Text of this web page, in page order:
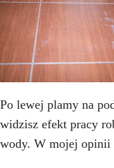
Po lewej plamy na
widzisz efekt pracy
wody. W mojej opinii